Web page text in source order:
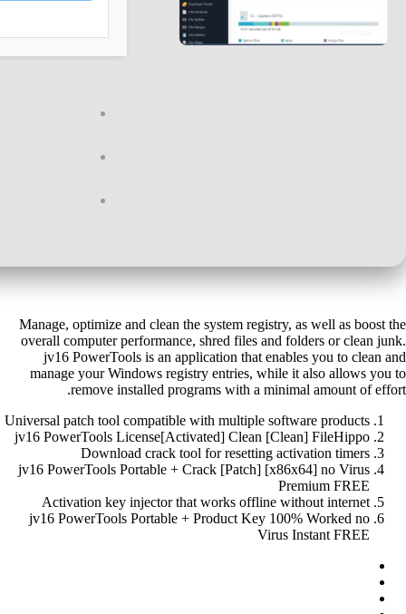
Manage, optimize and clean the system registry, as well as boost the
overall computer performance, shred files and folders or clean junk.
jv16 PowerTools is an application that enables you to clean and
manage your Windows registry entries, while it also allows you to
remove installed programs with a minimal amount of effort.
Universal patch tool compatible with multiple software products
jv16 PowerTools License[Activated] Clean [Clean] FileHippo
Download crack tool for resetting activation timers
jv16 PowerTools Portable + Crack [Patch] [x86x64] no Virus
Premium FREE
Activation key injector that works offline without internet
jv16 PowerTools Portable + Product Key 100% Worked no
Virus Instant FREE